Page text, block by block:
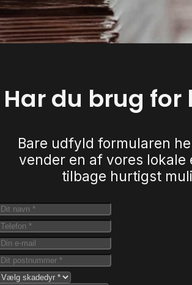
Har du brug
Bare udfyld formularen
vender en af vores lokale
tilbage hurtigst